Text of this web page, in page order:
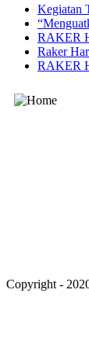
Kegiatan
RAKER
Raker
RAKER
Copyright -